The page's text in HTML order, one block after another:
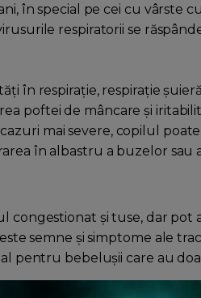
în special pe cei cu vârste
respiratorii se
în respirație, respirație
poftei de mâncare și
mai severe, copilul
în albastru a buzelor sau
congestionat și tuse, dar pot
semne și simptome ale
pentru bebelușii care au